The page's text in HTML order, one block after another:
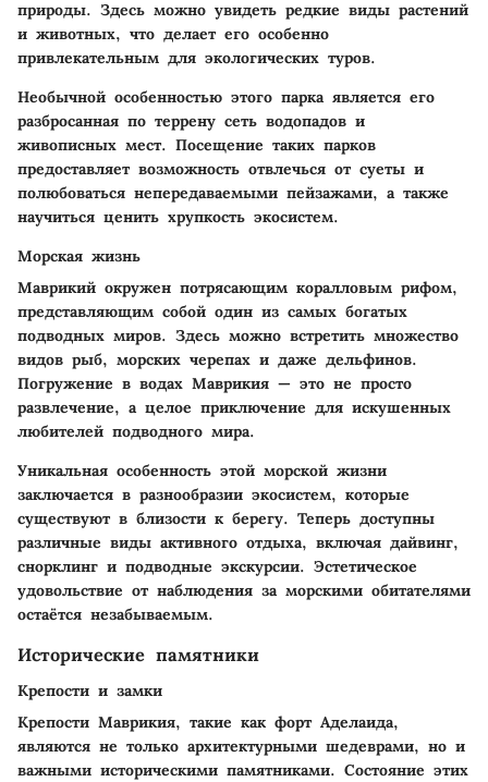
природы. Здесь можно увидеть редкие виды растений
и животных, что делает его особенно
привлекательным для экологических туров.
Необычной особенностью этого парка является его
разбросанная по террену сеть водопадов и
живописных мест. Посещение таких парков
предоставляет возможность отвлечься от суеты и
полюбоваться непередаваемыми пейзажами, а также
научиться ценить хрупкость экосистем.
Морская жизнь
Маврикий окружен потрясающим коралловым рифом,
представляющим собой один из самых богатых
подводных миров. Здесь можно встретить множество
видов рыб, морских черепах и даже дельфинов.
Погружение в водах Маврикия — это не просто
развлечение, а целое приключение для искушенных
любителей подводного мира.
Уникальная особенность этой морской жизни
заключается в разнообразии экосистем, которые
существуют в близости к берегу. Теперь доступны
различные виды активного отдыха, включая дайвинг,
снорклинг и подводные экскурсии. Эстетическое
удовольствие от наблюдения за морскими обитателями
остаётся незабываемым.
Исторические памятники
Крепости и замки
Крепости Маврикия, такие как форт Аделаида,
являются не только архитектурными шедеврами, но и
важными историческими памятниками. Состояние этих